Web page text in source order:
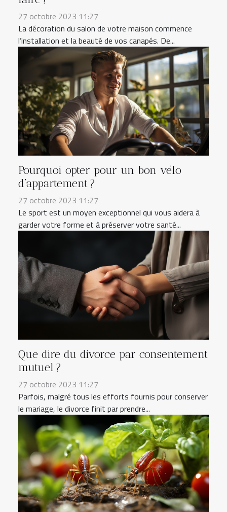
27 octobre 2023 11:27
La décoration du salon de votre maison commence
l’installation et la beauté de vos canapés. De...
Pourquoi opter pour un bon vélo
d’appartement ?
27 octobre 2023 11:27
Le sport est un moyen exceptionnel qui vous aidera à
garder votre forme et à préserver votre santé...
Que dire du divorce par consentement
mutuel ?
27 octobre 2023 11:27
Parfois, malgré tous les efforts fournis pour conserver
le mariage, le divorce finit par prendre...